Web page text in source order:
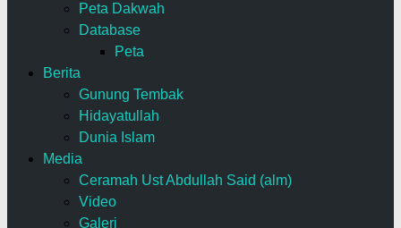
Peta Dakwah
Database
Peta
Berita
Gunung Tembak
Hidayatullah
Dunia Islam
Media
Ceramah Ust Abdullah Said (alm)
Video
Galeri